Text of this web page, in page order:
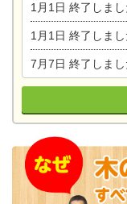
1月1日 終了しました）
1月1日 終了しました）１
7月7日 終了しました）7月7・8日（土・